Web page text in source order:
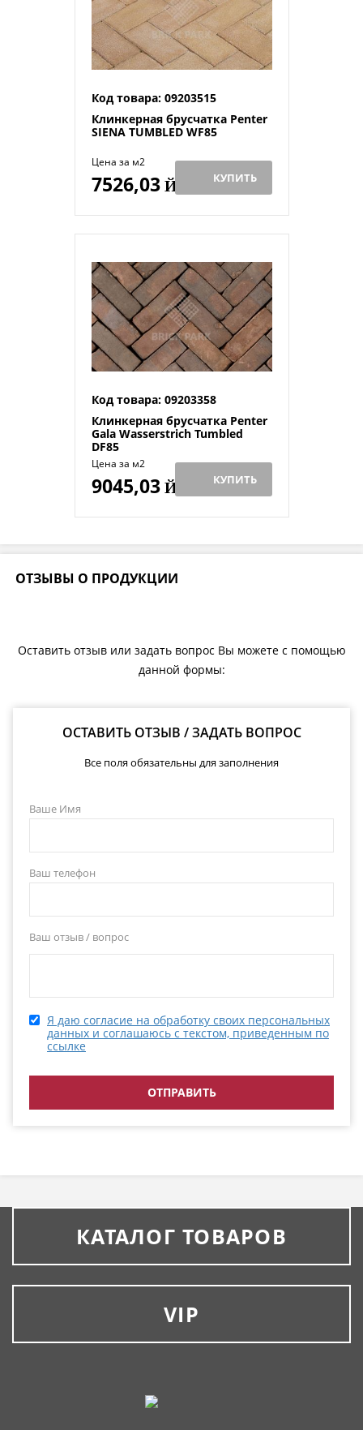
Код товара: 09203515
Клинкерная брусчатка Penter
SIENA TUMBLED WF85
Цена за м2
7526,03Й КУПИТЬ
Код товара: 09203358
Клинкерная брусчатка Penter
Gala Wasserstrich Tumbled
DF85
Цена за м2
9045,03Й КУПИТЬ
ОТЗЫВЫ О ПРОДУКЦИИ
Оставить отзыв или задать вопрос Вы можете с помощью
данной формы:
ОСТАВИТЬ ОТЗЫВ / ЗАДАТЬ ВОПРОС
Все поля обязательны для заполнения
Ваше Имя
Ваш телефон
Ваш отзыв / вопрос
Я даю согласие на обработку своих персональных
данных и соглашаюсь с текстом, приведенным по
ссылке
КАТАЛОГ ТОВАРОВ
VIP